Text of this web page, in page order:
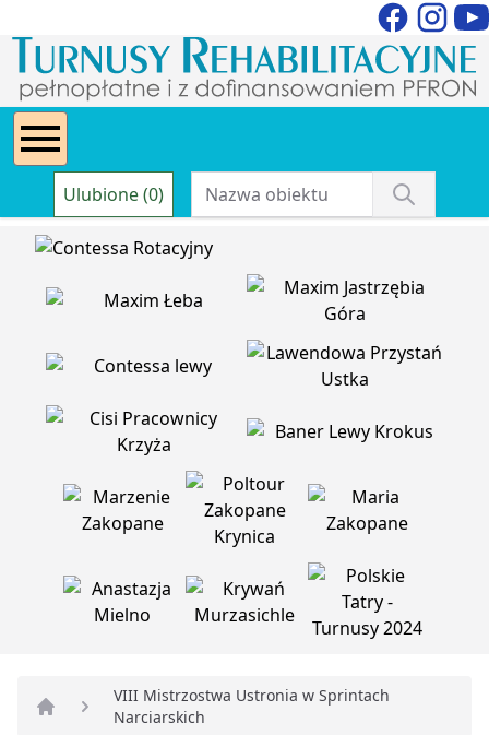
Ulubione (0)
Strona główna
VIII Mistrzostwa Ustronia w Sprintach
Narciarskich